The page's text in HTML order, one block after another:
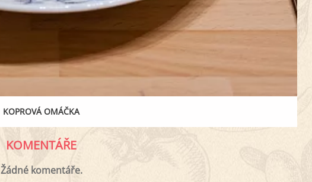
KOPROVÁ OMÁČKA
KOMENTÁŘE
Žádné komentáře.